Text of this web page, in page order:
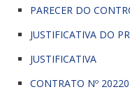
PARECER DO
JUSTIFICATIVA DO
JUSTIFICATIVA
CONTRATO Nº